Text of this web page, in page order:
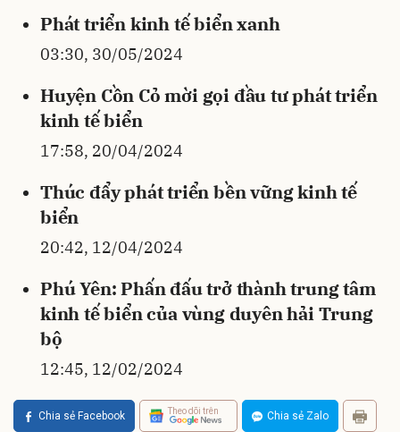
Phát triển kinh tế biển xanh
03:30, 30/05/2024
Huyện Cồn Cỏ mời gọi đầu tư phát triển
kinh tế biển
17:58, 20/04/2024
Thúc đẩy phát triển bền vững kinh tế
biển
20:42, 12/04/2024
Phú Yên: Phấn đấu trở thành trung tâm
kinh tế biển của vùng duyên hải Trung
bộ
12:45, 12/02/2024
Chia sẻ Facebook Theo dõi trên Chia sẻ Zalo